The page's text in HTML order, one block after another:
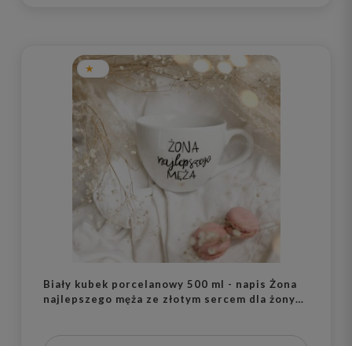
Biały kubek porcelanowy 500 ml - napis Żona
najlepszego męża ze złotym sercem dla żony